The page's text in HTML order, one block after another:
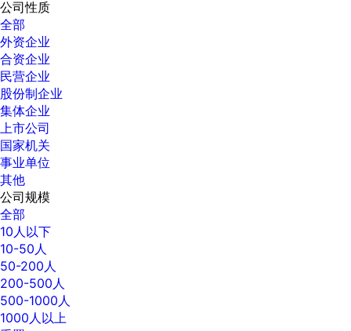
公司性质
全部
外资企业
合资企业
民营企业
股份制企业
集体企业
上市公司
国家机关
事业单位
其他
公司规模
全部
10人以下
10-50人
50-200人
200-500人
500-1000人
1000人以上